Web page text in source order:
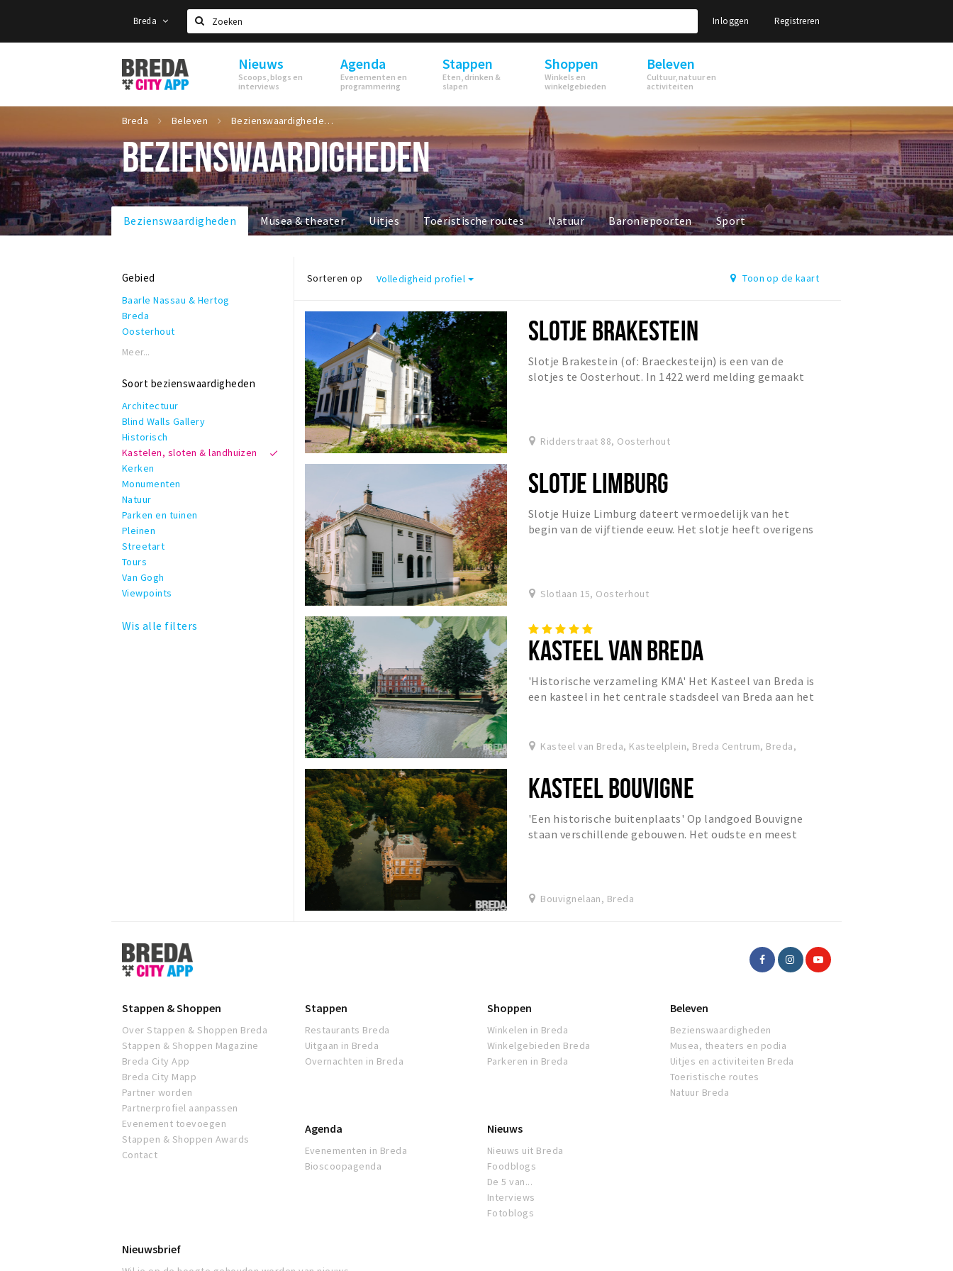
Breda
Zoeken
Inloggen Registreren
Stappen
&
Shoppen
Breda
Nieuws
Scoops, blogs en
interviews
Agenda
Evenementen en
programmering
Stappen
Eten, drinken &
slapen
Shoppen
Winkels en
winkelgebieden
Beleven
Cultuur, natuur en
activiteiten
Breda Beleven Bezienswaardigheden
BEZIENSWAARDIGHEDEN
Bezienswaardigheden Musea & theater Uitjes Toeristische routes Natuur Baroniepoorten Sport
Gebied
Baarle Nassau & Hertog
Breda
Oosterhout
Meer...
Soort bezienswaardigheden
Architectuur
Blind Walls Gallery
Historisch
Kastelen, sloten & landhuizen
Kerken
Monumenten
Natuur
Parken en tuinen
Pleinen
Streetart
Tours
Van Gogh
Viewpoints
Wis alle filters
Sorteren op Volledigheid profiel Toon op de kaart
SLOTJE BRAKESTEIN
Slotje Brakestein (of: Braeckesteijn) is een van de
slotjes te Oosterhout. In 1422 werd melding gemaakt
Ridderstraat 88, Oosterhout
SLOTJE LIMBURG
Slotje Huize Limburg dateert vermoedelijk van het
begin van de vijftiende eeuw. Het slotje heeft overigens
Slotlaan 15, Oosterhout
KASTEEL VAN BREDA
'Historische verzameling KMA' Het Kasteel van Breda is
een kasteel in het centrale stadsdeel van Breda aan het
Kasteel van Breda, Kasteelplein, Breda Centrum, Breda,
KASTEEL BOUVIGNE
'Een historische buitenplaats' Op landgoed Bouvigne
staan verschillende gebouwen. Het oudste en meest
Bouvignelaan, Breda
Stappen
&
Shoppen
Stappen & Shoppen
Over Stappen & Shoppen Breda
Stappen & Shoppen Magazine
Breda City App
Breda City Mapp
Partner worden
Partnerprofiel aanpassen
Evenement toevoegen
Stappen & Shoppen Awards
Contact
Stappen
Restaurants Breda
Uitgaan in Breda
Overnachten in Breda
Shoppen
Winkelen in Breda
Winkelgebieden Breda
Parkeren in Breda
Beleven
Bezienswaardigheden
Musea, theaters en podia
Uitjes en activiteiten Breda
Toeristische routes
Natuur Breda
Agenda
Evenementen in Breda
Bioscoopagenda
Nieuws
Nieuws uit Breda
Foodblogs
De 5 van...
Interviews
Fotoblogs
Nieuwsbrief